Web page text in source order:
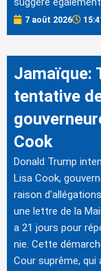
7 août 2026
Jamaïque:
tentative
Cook
Donald Trump
Lisa Cook,
raison
une lettre de la
a 21 jours pour
nie. Cette
Cour suprême, qui